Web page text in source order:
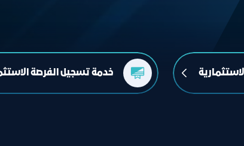
خدمة تسجيل الفرصة